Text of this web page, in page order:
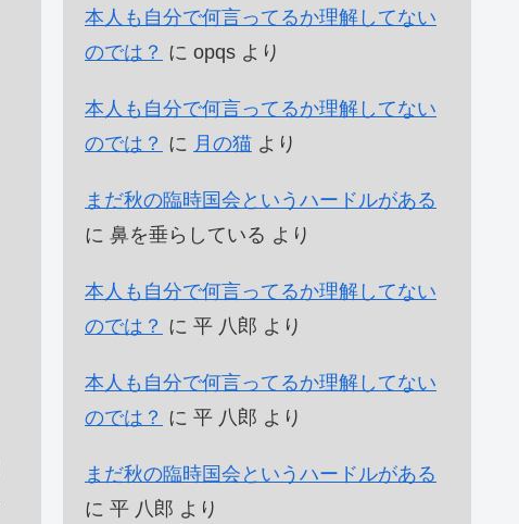
本人も自分で何言ってるか理解してない
のでは？ に opqs より
本人も自分で何言ってるか理解してない
のでは？ に 月の猫 より
まだ秋の臨時国会というハードルがある
に 鼻を垂らしている より
本人も自分で何言ってるか理解してない
のでは？ に 平 八郎 より
本人も自分で何言ってるか理解してない
のでは？ に 平 八郎 より
まだ秋の臨時国会というハードルがある
に 平 八郎 より